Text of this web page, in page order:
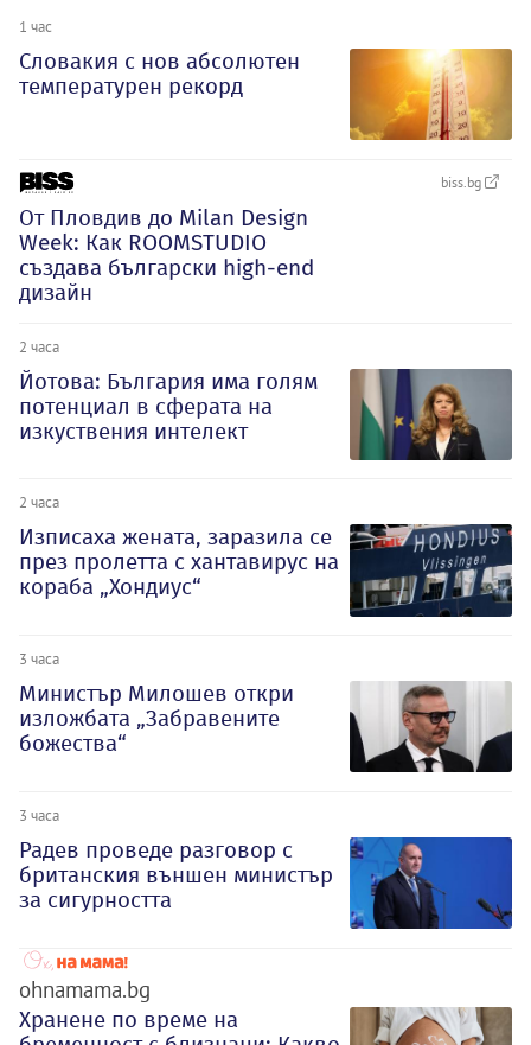
1 час
Словакия с нов абсолютен
температурен рекорд
biss.bg
От Пловдив до Milan Design
Week: Как ROOMSTUDIO
създава български high-end
дизайн
2 часа
Йотова: България има голям
потенциал в сферата на
изкуствения интелект
2 часа
Изписаха жената, заразила се
през пролетта с хантавирус на
кораба „Хондиус“
3 часа
Министър Милошев откри
изложбата „Забравените
божества“
3 часа
Радев проведе разговор с
британския външен министър
за сигурността
ohnamama.bg
Хранене по време на